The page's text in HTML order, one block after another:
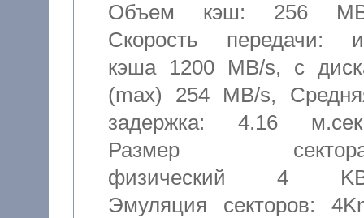
Объем кэш: 256
Скорость передачи:
кэша 1200 MB/s, с
(max) 254 MB/s,
задержка: 4.16
Размер
физический 4
Эмуляция секторов: